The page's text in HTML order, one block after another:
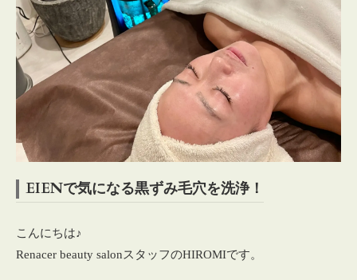
EIENで気になる黒ずみ毛穴を洗浄！
こんにちは♪
Renacer beauty salonスタッフのHIROMIです。